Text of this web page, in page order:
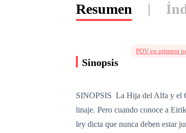
Resumen
Sinopsis
POV en primera
SINOPSIS La Hija del Alfa y el
linaje. Pero cuando conoce a
ley dicta que nunca deben estar